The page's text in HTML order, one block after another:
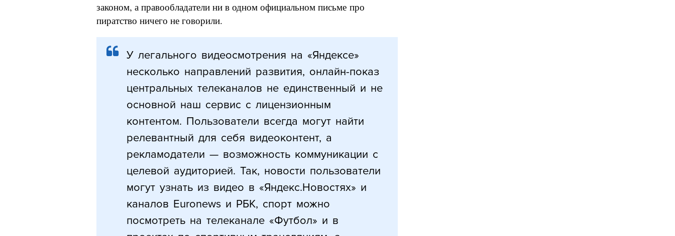
законом, а правообладатели ни в одном официальном письме про
пиратство ничего не говорили.
У легального видеосмотрения на «Яндексе»
несколько направлений развития, онлайн-показ
центральных телеканалов не единственный и не
основной наш сервис с лицензионным
контентом. Пользователи всегда могут найти
релевантный для себя видеоконтент, а
рекламодатели — возможность коммуникации с
целевой аудиторией. Так, новости пользователи
могут узнать из видео в «Яндекс.Новостях» и
каналов Euronews и РБК, спорт можно
посмотреть на телеканале «Футбол» и в